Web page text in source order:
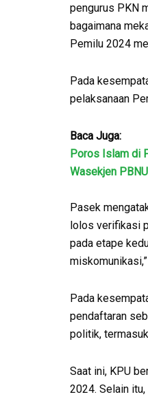
pengurus PKN
bagaimana
Pemilu 2024
Pada
pelaksanaan
Baca Juga:
Poros Islam di
Wasekjen
Pasek
lolos verifikasi
pada etape
Pada
pendaftaran
politik,
Saat ini, KPU
2024. Selain